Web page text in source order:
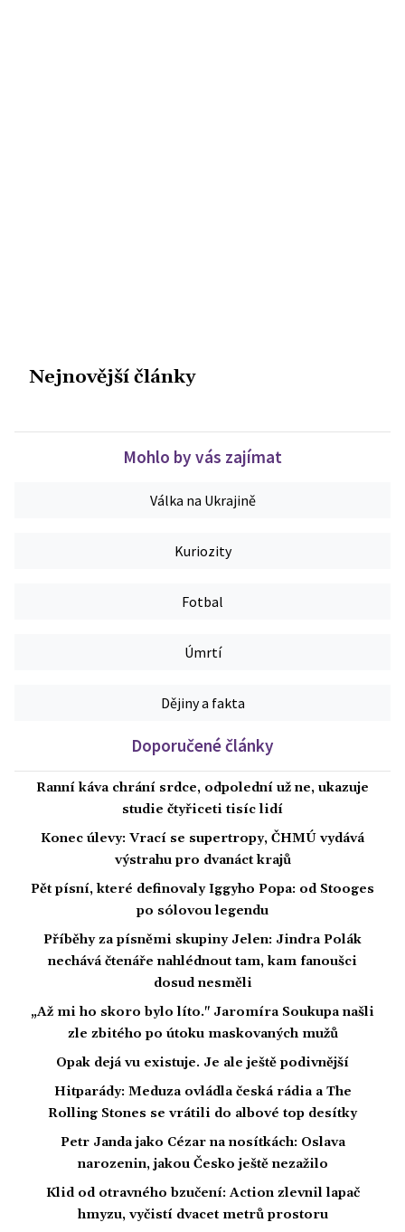
Nejnovější články
Mohlo by vás zajímat
Válka na Ukrajině
Kuriozity
Fotbal
Úmrtí
Dějiny a fakta
Doporučené články
Ranní káva chrání srdce, odpolední už ne, ukazuje
studie čtyřiceti tisíc lidí
Konec úlevy: Vrací se supertropy, ČHMÚ vydává
výstrahu pro dvanáct krajů
Pět písní, které definovaly Iggyho Popa: od Stooges
po sólovou legendu
Příběhy za písněmi skupiny Jelen: Jindra Polák
nechává čtenáře nahlédnout tam, kam fanoušci
dosud nesměli
„Až mi ho skoro bylo líto." Jaromíra Soukupa našli
zle zbitého po útoku maskovaných mužů
Opak dejá vu existuje. Je ale ještě podivnější
Hitparády: Meduza ovládla česká rádia a The
Rolling Stones se vrátili do albové top desítky
Petr Janda jako Cézar na nosítkách: Oslava
narozenin, jakou Česko ještě nezažilo
Klid od otravného bzučení: Action zlevnil lapač
hmyzu, vyčistí dvacet metrů prostoru